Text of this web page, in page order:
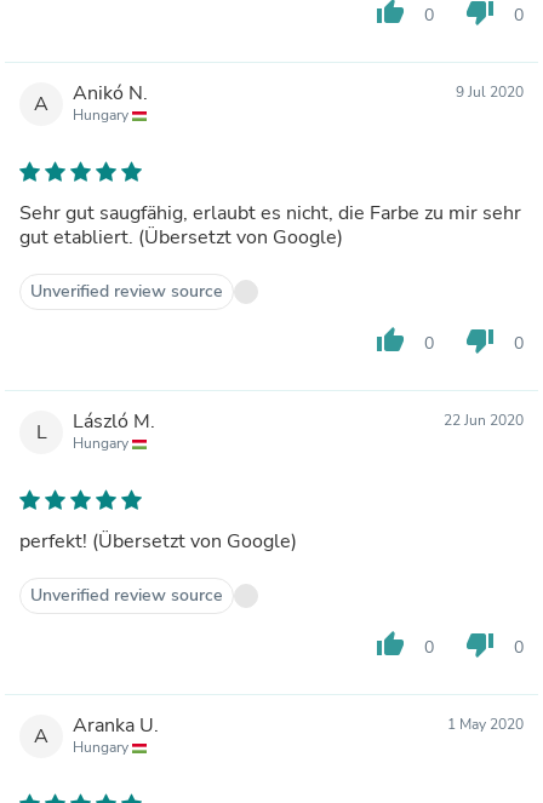
thumb_up 0 thumb_down 0
A Anikó N.
Hungary
9 Jul 2020
Sehr gut saugfähig, erlaubt es nicht, die Farbe zu mir sehr
gut etabliert. (Übersetzt von Google)
Unverified review source
thumb_up 0 thumb_down 0
L László M.
Hungary
22 Jun 2020
perfekt! (Übersetzt von Google)
Unverified review source
thumb_up 0 thumb_down 0
A Aranka U.
Hungary
1 May 2020